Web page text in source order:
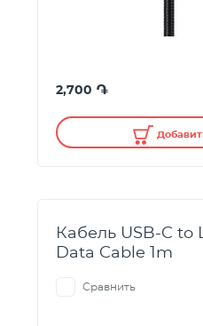
2,700 ֏
Кабель USB-C
Data Cable 1m
Сравнить